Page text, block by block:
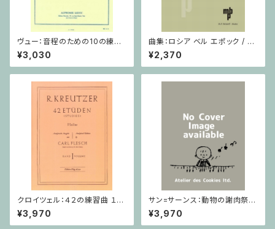
ヴュー：音程のための10の練習
/ ヴィオラ
¥3,030
曲集：ロシア ベル エポック / ヴ
ィオラ（またはチェロ）・ピアノ
¥2,370
クロイツェル：４２の練習曲 １巻
/ ヴァイオリン教本
¥3,970
サン=サーンス：動物の謝肉祭 D
urand / ミニチュアスコア
¥3,970